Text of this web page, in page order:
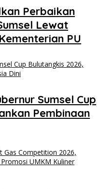
Perbaikan
Lewat
PU
Sumsel Cup
Pembinaan